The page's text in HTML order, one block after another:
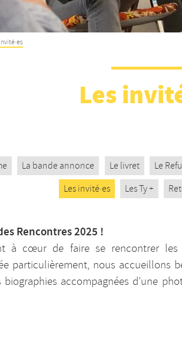
Les
La bande annonce Le livret Le
Les invité·es
Les Ty +
Rencontres 2025 !
cœur de faire se rencontrer les
particulièrement, nous
accompagnées d’une